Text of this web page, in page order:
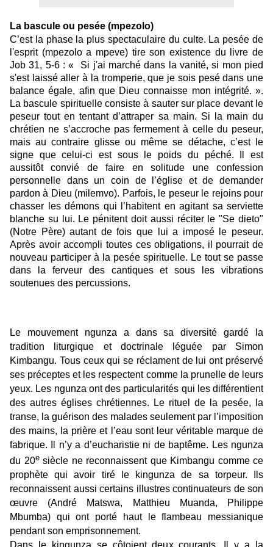
La bascule ou pesée (mpezolo)
C’est la phase la plus spectaculaire du culte. La pesée de
l'esprit (mpezolo a mpeve) tire son existence du livre de
Job 31, 5-6 : « Si j'ai marché dans la vanité, si mon pied
s'est laissé aller à la tromperie, que je sois pesé dans une
balance égale, afin que Dieu connaisse mon intégrité. ».
La bascule spirituelle consiste à sauter sur place devant le
peseur tout en tentant d’attraper sa main. Si la main du
chrétien ne s’accroche pas fermement à celle du peseur,
mais au contraire glisse ou même se détache, c’est le
signe que celui-ci est sous le poids du péché. Il est
aussitôt convié de faire en solitude une confession
personnelle dans un coin de l’église et de demander
pardon à Dieu (milemvo). Parfois, le peseur le rejoins pour
chasser les démons qui l’habitent en agitant sa serviette
blanche su lui. Le pénitent doit aussi réciter le "Se dieto"
(Notre Père) autant de fois que lui a imposé le peseur.
Après avoir accompli toutes ces obligations, il pourrait de
nouveau participer à la pesée spirituelle. Le tout se passe
dans la ferveur des cantiques et sous les vibrations
soutenues des percussions.
Le mouvement ngunza a dans sa diversité gardé la
tradition liturgique et doctrinale léguée par Simon
Kimbangu. Tous ceux qui se réclament de lui ont préservé
ses préceptes et les respectent comme la prunelle de leurs
yeux. Les ngunza ont des particularités qui les différentient
des autres églises chrétiennes. Le rituel de la pesée, la
transe, la guérison des malades seulement par l’imposition
des mains, la prière et l’eau sont leur véritable marque de
fabrique. Il n’y a d’eucharistie ni de baptême. Les ngunza
du 20esiècle ne reconnaissent que Kimbangu comme ce
prophète qui avoir tiré le kingunza de sa torpeur. Ils
reconnaissent aussi certains illustres continuateurs de son
œuvre (André Matswa, Matthieu Muanda, Philippe
Mbumba) qui ont porté haut le flambeau messianique
pendant son emprisonnement.
Dans le kingunza se côtoient deux courants. Il y a la